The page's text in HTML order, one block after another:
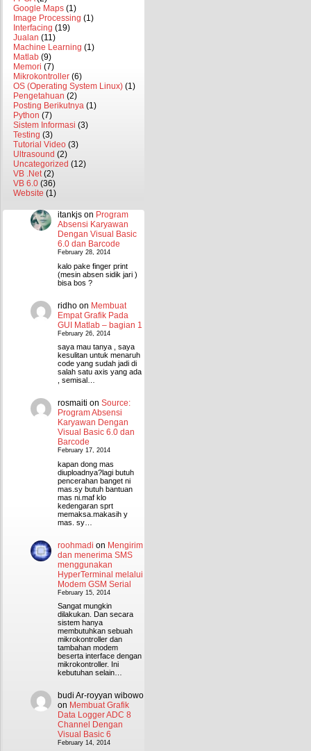
Google Maps (1)
Image Processing (1)
Interfacing (19)
Jualan (11)
Machine Learning (1)
Matlab (9)
Memori (7)
Mikrokontroller (6)
OS (Operating System Linux) (1)
Pengetahuan (2)
Posting Berikutnya (1)
Python (7)
Sistem Informasi (3)
Testing (3)
Tutorial Video (3)
Ultrasound (2)
Uncategorized (12)
VB .Net(2)
VB 6.0 (36)
Website (1)
itankjs on Program
Absensi Karyawan
Dengan Visual Basic
6.0 dan Barcode
February 28, 2014
kalo pake finger print
(mesin absen sidik jari )
bisa bos ?
ridho on Membuat
Empat Grafik Pada
GUI Matlab – bagian 1
February 26, 2014
saya mau tanya , saya
kesulitan untuk menaruh
code yang sudah jadi di
salah satu axis yang ada
, semisal…
rosmaiti on Source:
Program Absensi
Karyawan Dengan
Visual Basic 6.0 dan
Barcode
February 17, 2014
kapan dong mas
diuploadnya?lagi butuh
pencerahan banget ni
mas.sy butuh bantuan
mas ni.maf klo
kedengaran sprt
memaksa.makasih y
mas. sy…
roohmadi on Mengirim
dan menerima SMS
menggunakan
HyperTerminal melalui
Modem GSM Serial
February 15, 2014
Sangat mungkin
dilakukan. Dan secara
sistem hanya
membutuhkan sebuah
mikrokontroller dan
tambahan modem
beserta interface dengan
mikrokontroller. Ini
kebutuhan selain…
budi Ar-royyan wibowo
on Membuat Grafik
Data Logger ADC 8
Channel Dengan
Visual Basic 6
February 14, 2014